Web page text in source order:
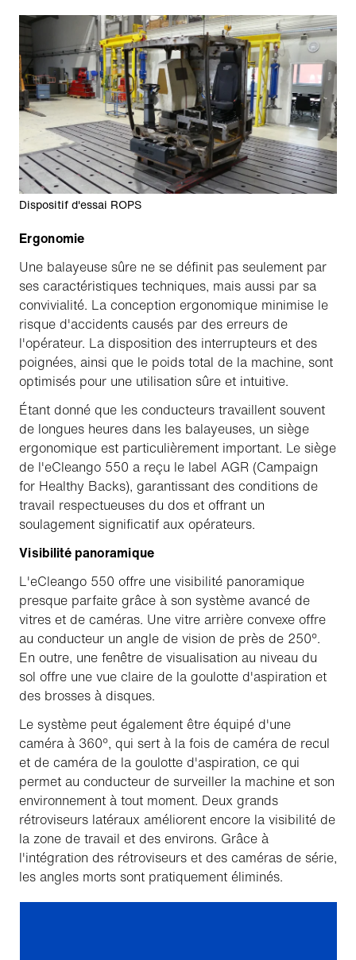
Dispositif d'essai ROPS
Ergonomie
Une balayeuse sûre ne se définit pas seulement par
ses caractéristiques techniques, mais aussi par sa
convivialité. La conception ergonomique minimise le
risque d'accidents causés par des erreurs de
l'opérateur. La disposition des interrupteurs et des
poignées, ainsi que le poids total de la machine, sont
optimisés pour une utilisation sûre et intuitive.
Étant donné que les conducteurs travaillent souvent
de longues heures dans les balayeuses, un siège
ergonomique est particulièrement important. Le siège
de l'eCleango 550 a reçu le label AGR (Campaign
for Healthy Backs), garantissant des conditions de
travail respectueuses du dos et offrant un
soulagement significatif aux opérateurs.
Visibilité panoramique
L'eCleango 550 offre une visibilité panoramique
presque parfaite grâce à son système avancé de
vitres et de caméras. Une vitre arrière convexe offre
au conducteur un angle de vision de près de 250°.
En outre, une fenêtre de visualisation au niveau du
sol offre une vue claire de la goulotte d'aspiration et
des brosses à disques.
Le système peut également être équipé d'une
caméra à 360°, qui sert à la fois de caméra de recul
et de caméra de la goulotte d'aspiration, ce qui
permet au conducteur de surveiller la machine et son
environnement à tout moment. Deux grands
rétroviseurs latéraux améliorent encore la visibilité de
la zone de travail et des environs. Grâce à
l'intégration des rétroviseurs et des caméras de série,
les angles morts sont pratiquement éliminés.